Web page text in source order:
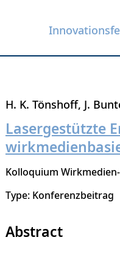
H. K. Tönshoff J.
Lasergestützte
Kolloquium
Type: Konferenzbeitrag
Abstract